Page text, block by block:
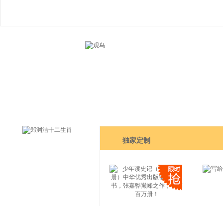
独家定制